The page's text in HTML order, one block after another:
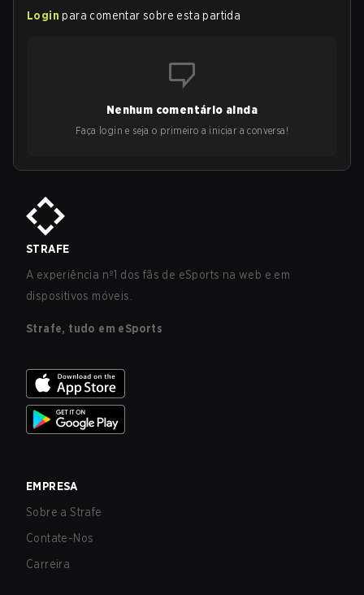
Login para comentar sobre esta partida
Nenhum comentário ainda
Faça login e seja o primeiro a iniciar a conversa!
STRAFE
A experiência nº1 dos fãs de eSports na web e em
dispositivos móveis.
Strafe, tudo em eSports
EMPRESA
Sobre a Strafe
Contate-Nos
Carreira